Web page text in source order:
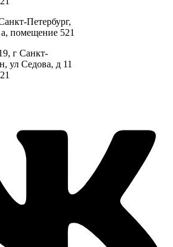
Петербург,
помещение 521
г Санкт-
ул Седова, д 11